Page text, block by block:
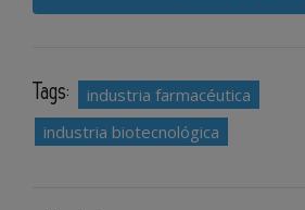
Tags:
industria farmacéutica
industria biotecnológica